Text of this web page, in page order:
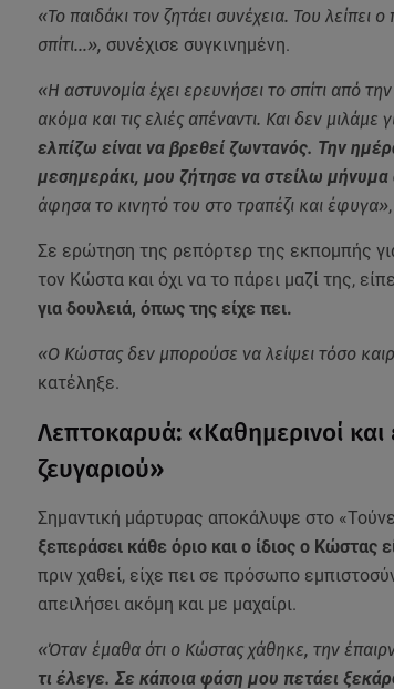
«Το παιδάκι τον ζητάει συνέχεια. Του λείπει
σπίτι…», συνέχισε συγκινημένη.
«Η αστυνομία έχει ερευνήσει το σπίτι από
ακόμα και τις ελιές απέναντι. Και δεν
ελπίζω είναι να βρεθεί ζωντανός. Την
μεσημεράκι, μου ζήτησε να στείλω μήνυμα
άφησα το κινητό του στο τραπέζι και έφυγα»
Σε ερώτηση της ρεπόρτερ της εκπομπής
τον Κώστα και όχι να το πάρει μαζί της,
για δουλειά, όπως της είχε πει.
«Ο Κώστας δεν μπορούσε να λείψει τόσο
κατέληξε.
Λεπτοκαρυά: «Καθημερινοί
ζευγαριού»
Σημαντική μάρτυρας αποκάλυψε στο
ξεπεράσει κάθε όριο και ο ίδιος ο
πριν χαθεί, είχε πει σε πρόσωπο
απειλήσει ακόμη και με μαχαίρι.
«Όταν έμαθα ότι ο Κώστας χάθηκε, την
τι έλεγε. Σε κάποια φάση μου πετάει